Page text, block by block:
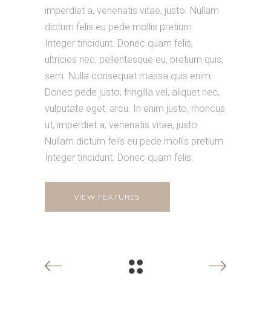
imperdiet a, venenatis vitae, justo. Nullam
dictum felis eu pede mollis pretium.
Integer tincidunt. Donec quam felis,
ultricies nec, pellentesque eu, pretium quis,
sem. Nulla consequat massa quis enim.
Donec pede justo, fringilla vel, aliquet nec,
vulputate eget, arcu. In enim justo, rhoncus
ut, imperdiet a, venenatis vitae, justo.
Nullam dictum felis eu pede mollis pretium.
Integer tincidunt. Donec quam felis.
VIEW FEATURES